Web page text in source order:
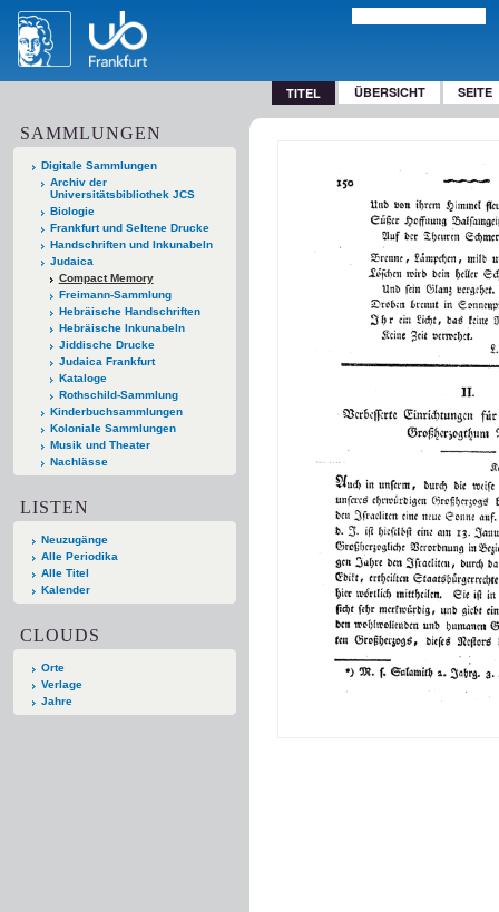
TITEL ÜBERSICHT SEITE
SAMMLUNGEN
Digitale Sammlungen
Archiv der
Universitätsbibliothek JCS
Biologie
Frankfurt und Seltene Drucke
Handschriften und Inkunabeln
Judaica
Compact Memory
Freimann-Sammlung
Hebräische Handschriften
Hebräische Inkunabeln
Jiddische Drucke
Judaica Frankfurt
Kataloge
Rothschild-Sammlung
Kinderbuchsammlungen
Koloniale Sammlungen
Musik und Theater
Nachlässe
LISTEN
Neuzugänge
Alle Periodika
Alle Titel
Kalender
CLOUDS
Orte
Verlage
Jahre